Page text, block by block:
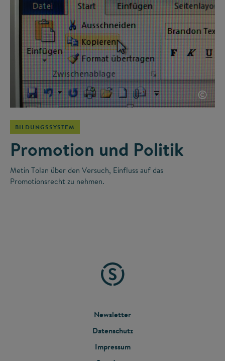
©
BILDUNGSSYSTEM
Promotion und Politik
Metin Tolan über den Versuch, Einfluss auf das
Promotionsrecht zu nehmen.
FOOTER
MENU
Newsletter
Datenschutz
Impressum